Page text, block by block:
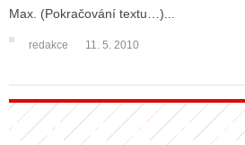
TELEVIZE
TELEVIZÍ
VYSÍLAČE
Max. (Pokračování textu…)...
redakce 11. 5. 2010